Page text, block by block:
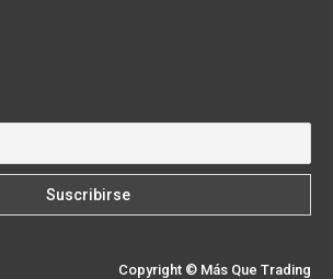
Copyright © Más Que Trading